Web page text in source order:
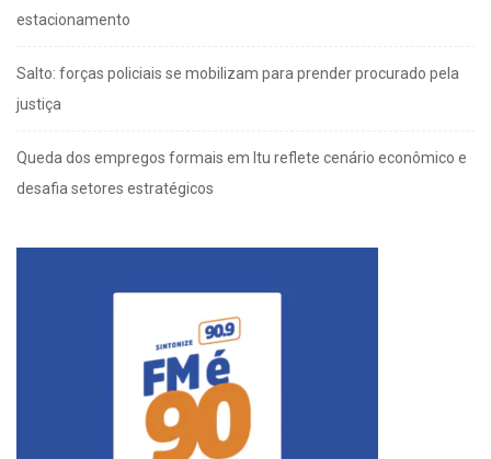
estacionamento
Salto: forças policiais se mobilizam para prender procurado pela
justiça
Queda dos empregos formais em Itu reflete cenário econômico e
desafia setores estratégicos